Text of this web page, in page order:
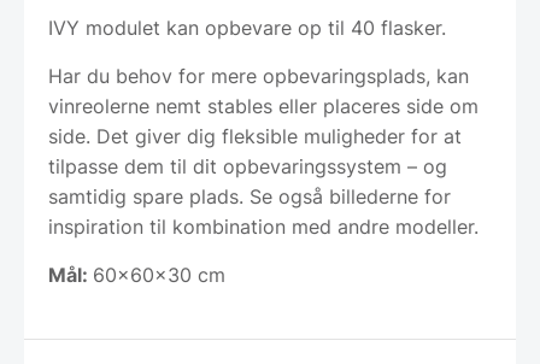
IVY modulet kan opbevare op til 40 flasker.
Har du behov for mere opbevaringsplads, kan
vinreolerne nemt stables eller placeres side om
side. Det giver dig fleksible muligheder for at
tilpasse dem til dit opbevaringssystem – og
samtidig spare plads. Se også billederne for
inspiration til kombination med andre modeller.
Mål: 60x60x30 cm